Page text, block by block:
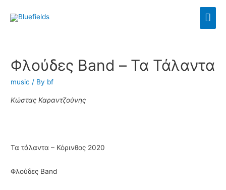
Φλούδες Band – Τα Τάλαντα
music / By bf
Κώστας Καραντζούνης
Τα τάλαντα – Κόρινθος 2020
Φλούδες Band